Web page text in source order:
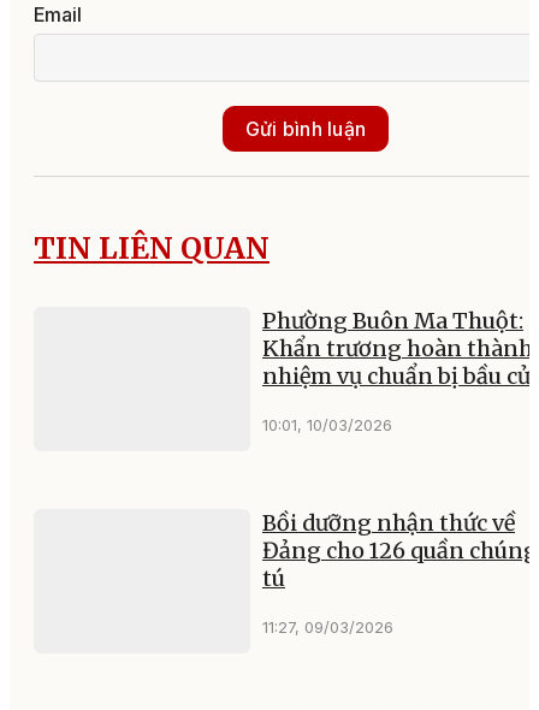
Email
Gửi bình luận
TIN LIÊN QUAN
Phường Buôn Ma Thuột:
Khẩn trương hoàn thành
nhiệm vụ chuẩn bị bầu cử
10:01, 10/03/2026
Bồi dưỡng nhận thức về
Đảng cho 126 quần
tú
11:27, 09/03/2026